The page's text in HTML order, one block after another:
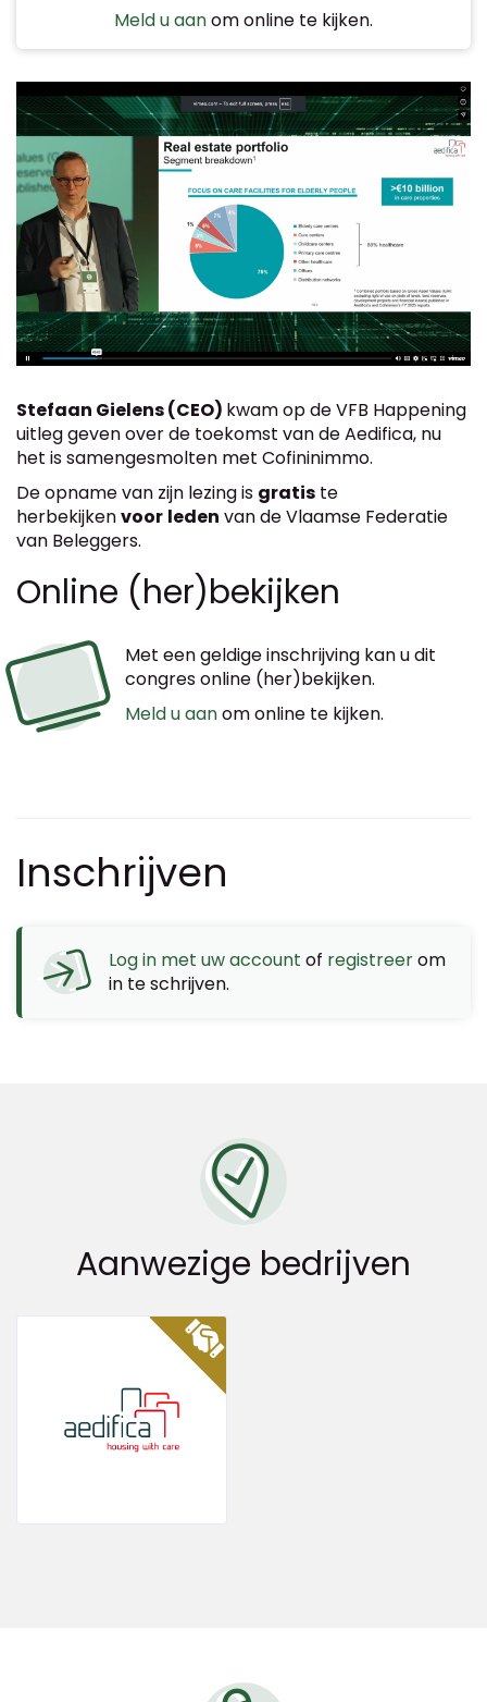
Meld u aanom online te kijken.
Stefaan Gielens (CEO) kwam op de VFB Happening
uitleg geven over de toekomst van de Aedifica, nu
het is samengesmolten met Cofininimmo.
De opname van zijn lezing is gratis te
herbekijkenvoor leden van de Vlaamse Federatie
van Beleggers.
Online (her)bekijken
Met een geldige inschrijving kan u dit
congres online (her)bekijken.
Meld u aanom online te kijken.
Inschrijven
Log in met uw account of registreerom
in te schrijven.
Aanwezige bedrijven